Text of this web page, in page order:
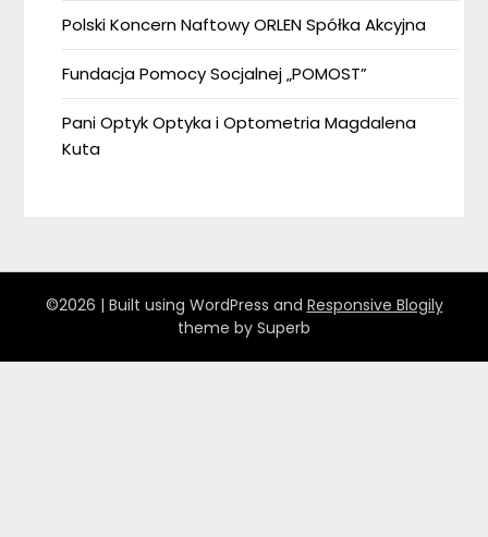
Polski Koncern Naftowy ORLEN Spółka Akcyjna
Fundacja Pomocy Socjalnej „POMOST”
Pani Optyk Optyka i Optometria Magdalena
Kuta
©2026 | Built using WordPress and Responsive Blogily
theme by Superb